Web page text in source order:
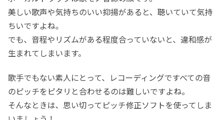
美しい歌声や気持ちのいい抑揚があると、聴いていて気持
ちいですよね。
でも、音程やリズムがある程度合っていないと、違和感が
生まれてしまいます。
歌手でもない素人にとって、レコーディングですべての音
のピッチをピタリと合わせるのは難しいですよね。
そんなときは、思い切ってピッチ修正ソフトを使ってしま